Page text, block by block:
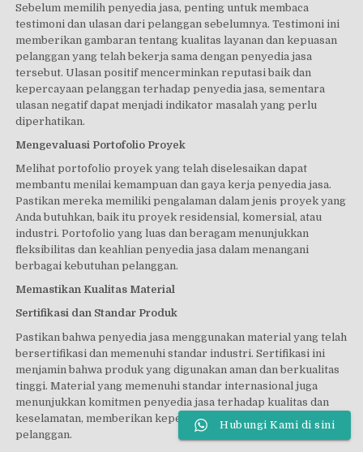
Sebelum memilih penyedia jasa, penting untuk membaca
testimoni dan ulasan dari pelanggan sebelumnya. Testimoni ini
memberikan gambaran tentang kualitas layanan dan kepuasan
pelanggan yang telah bekerja sama dengan penyedia jasa
tersebut. Ulasan positif mencerminkan reputasi baik dan
kepercayaan pelanggan terhadap penyedia jasa, sementara
ulasan negatif dapat menjadi indikator masalah yang perlu
diperhatikan.
Mengevaluasi Portofolio Proyek
Melihat portofolio proyek yang telah diselesaikan dapat
membantu menilai kemampuan dan gaya kerja penyedia jasa.
Pastikan mereka memiliki pengalaman dalam jenis proyek yang
Anda butuhkan, baik itu proyek residensial, komersial, atau
industri. Portofolio yang luas dan beragam menunjukkan
fleksibilitas dan keahlian penyedia jasa dalam menangani
berbagai kebutuhan pelanggan.
Memastikan Kualitas Material
Sertifikasi dan Standar Produk
Pastikan bahwa penyedia jasa menggunakan material yang telah
bersertifikasi dan memenuhi standar industri. Sertifikasi ini
menjamin bahwa produk yang digunakan aman dan berkualitas
tinggi. Material yang memenuhi standar internasional juga
menunjukkan komitmen penyedia jasa terhadap kualitas dan
keselamatan, memberikan kepercayaan tambahan kepada
pelanggan.
Hubungi Kami di sini